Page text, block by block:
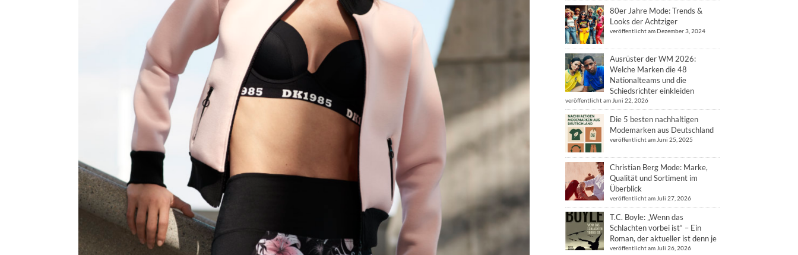
80er Jahre Mode: Trends &
Looks der Achtziger
veröffentlicht am Dezember 3, 2024
Ausrüster der WM 2026:
Welche Marken die 48
Nationalteams und die
Schiedsrichter einkleiden
veröffentlicht am Juni 22, 2026
Die 5 besten nachhaltigen
Modemarken aus Deutschland
veröffentlicht am Juni 25, 2025
Christian Berg Mode: Marke,
Qualität und Sortiment im
Überblick
veröffentlicht am Juli 27, 2026
T.C. Boyle: „Wenn das
Schlachten vorbei ist“ – Ein
Roman, der aktueller ist denn je
veröffentlicht am Juli 26, 2026